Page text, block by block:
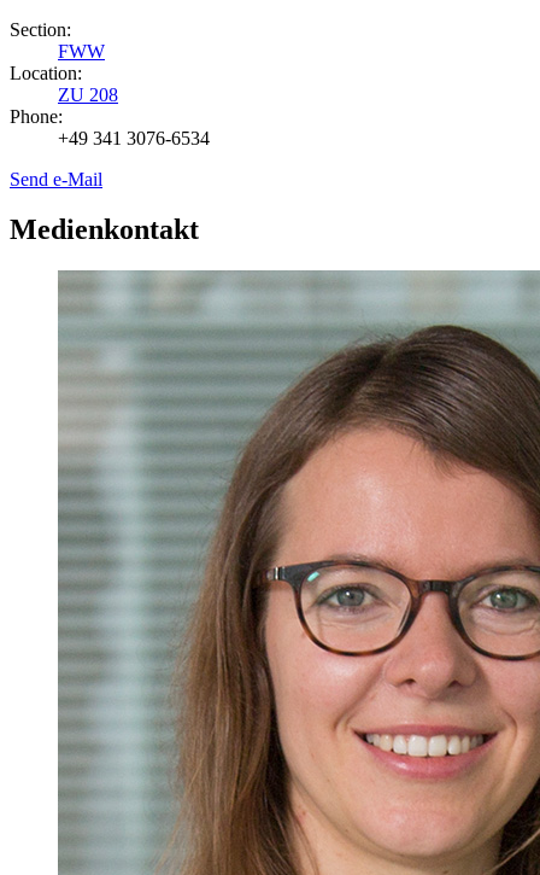
Section:
FWW
Location:
ZU 208
Phone:
+49 341 3076-6534
Send e-Mail
Medienkontakt